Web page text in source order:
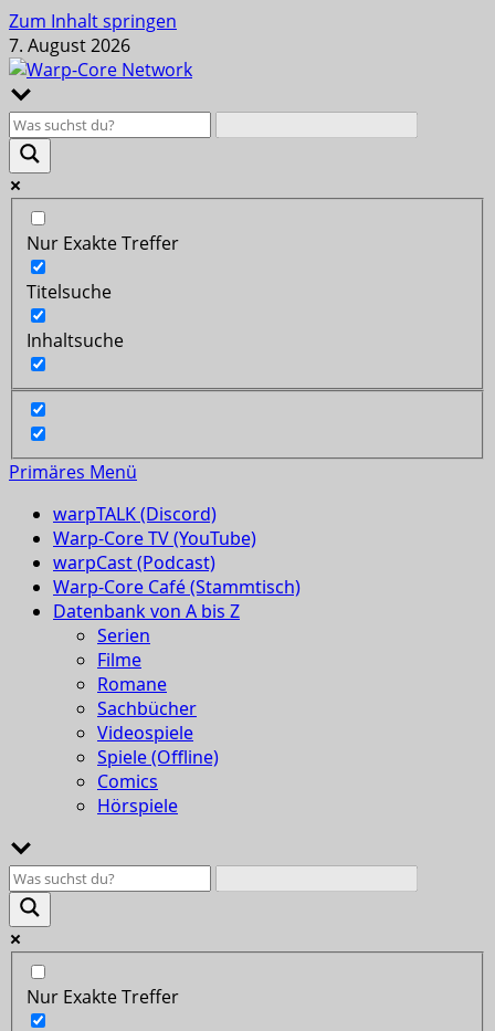
Zum Inhalt springen
7. August 2026
Nur Exakte Treffer
Titelsuche
Inhaltsuche
Primäres Menü
warpTALK (Discord)
Warp-Core TV (YouTube)
warpCast (Podcast)
Warp-Core Café (Stammtisch)
Datenbank von A bis Z
Serien
Filme
Romane
Sachbücher
Videospiele
Spiele (Offline)
Comics
Hörspiele
Nur Exakte Treffer